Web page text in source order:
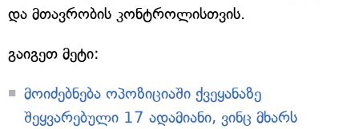
და მთავრობის კონტროლისთვის.
გაიგეთ მეტი:
მოიძებნება ოპოზიციაში ქვეყანაზე
შეყვარებული 17 ადამიანი, ვინც მხარს